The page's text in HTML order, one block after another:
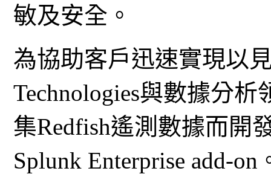
敏及安全。
為協助客戶迅速實現以
Technologies與數據分
集Redfish遙測數據而開
Splunk Enterprise add-